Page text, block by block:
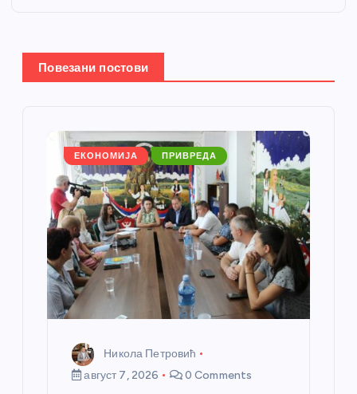
њ
е
Повезани постови
ЕКОНОМИЈА ПРИВРЕДА
Никола Петровић
август 7, 2026
0 Comments